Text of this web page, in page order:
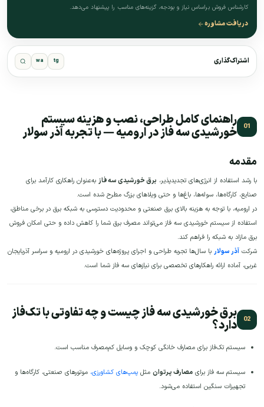
اشتراک‌گذاری tg
wa
کارشناس فروش براساس نیاز و بودجه، گزینه‌های مناسب را پیشنهاد می‌دهد.
دریافت مشاوره
راهنمای کامل طراحی، نصب و هزینه سیستم
خورشیدی سه فاز در ارومیه — با تجربه آذر سولار
مقدمه
با رشد استفاده از انرژی‌های تجدیدپذیر، برق خورشیدی سه فاز به‌عنوان راهکاری کارآمد برای
صنایع، کارگاه‌ها، سوله‌ها، باغ‌ها و حتی ویلاهای بزرگ مطرح شده است.
در ارومیه، با توجه به هزینه بالای برق صنعتی و محدودیت دسترسی به شبکه برق در برخی مناطق،
استفاده از سیستم خورشیدی سه فاز می‌تواند مصرف برق شما را کاهش داده و حتی امکان فروش
برق مازاد به شبکه را فراهم کند.
شرکت آذر سولار با سال‌ها تجربه طراحی و اجرای پروژه‌های خورشیدی در ارومیه و سراسر آذربایجان
غربی، آماده ارائه راهکارهای تخصصی برای نیازهای سه فاز شما است.
برق خورشیدی سه فاز چیست و چه تفاوتی با تک‌فاز
دارد؟
سیستم تک‌فاز برای مصارف خانگی کوچک و وسایل کم‌مصرف مناسب است.
سیستم سه فاز برای مصارف پرتوان مثل پمپ‌های کشاورزی، موتورهای صنعتی، کارگاه‌ها و
تجهیزات سنگین استفاده می‌شود.